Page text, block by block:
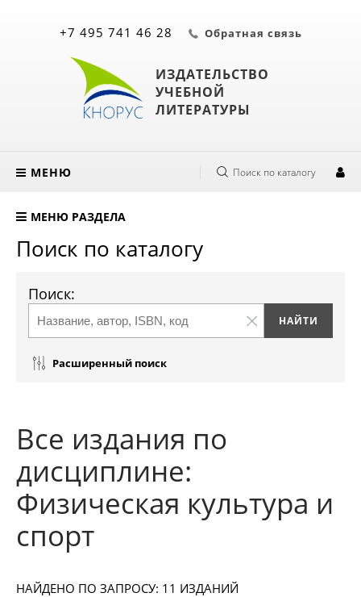
ИЗДАТЕЛЬСТВО
УЧЕБНОЙ
ЛИТЕРАТУРЫ
+7 495 741 46 28 Обратная связь
МЕНЮ Поиск по каталогу
МЕНЮ РАЗДЕЛА
Поиск по каталогу
Поиск:
Расширенный поиск
Все издания по
дисциплине:
Физическая культура и
спорт
НАЙДЕНО ПО ЗАПРОСУ: 11 ИЗДАНИЙ